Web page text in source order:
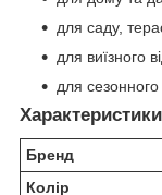
для саду,
для виїзного
для
Характеристики
Бренд
Колір